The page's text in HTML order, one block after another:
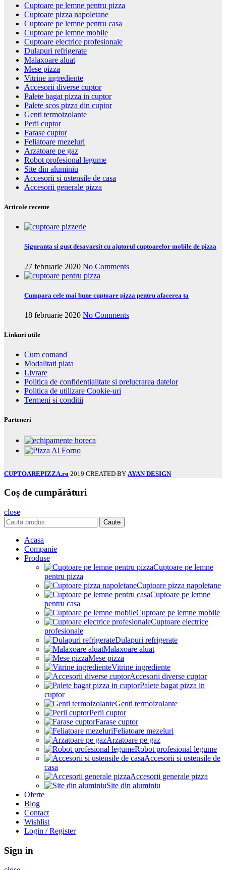
Cuptoare pe lemne pentru pizza
Cuptoare pizza napoletane
Cuptoare pe lemne pentru casa
Cuptoare pe lemne mobile
Cuptoare electrice profesionale
Dulapuri refrigerate
Malaxoare aluat
Mese pizza
Vitrine ingrediente
Accesorii diverse cuptor
Palete bagat pizza in cuptor
Palete scos pizza din cuptor
Genti termoizolante
Perii cuptor
Farase cuptor
Feliatoare mezeluri
Arzatoare pe gaz
Robot profesional legume
Site din aluminiu
Accesorii si ustensile de casa
Accesorii generale pizza
Articole recente
Siguranta si gust desavarsit cu ajutorul cuptoarelor mobile de pizza
27 februarie 2020 No Comments
Cumpara cele mai bune cuptoare pizza pentru afacerea ta
18 februarie 2020 No Comments
Linkuri utile
Cum comand
Modalitati plata
Livrare
Politica de confidentialitate si prelucrarea datelor
Politica de utilizare Cookie-uri
Termeni si conditii
Parteneri
CUPTOAREPIZZA.ro 2019 CREATED BY AYAN DESIGN
Coș de cumpărături
close
Caute
Acasa
Companie
Produse
Cuptoare pe lemne
pentru pizza
Cuptoare pizza napoletane
Cuptoare pe lemne
pentru casa
Cuptoare pe lemne mobile
Cuptoare electrice
profesionale
Dulapuri refrigerate
Malaxoare aluat
Mese pizza
Vitrine ingrediente
Accesorii diverse cuptor
Palete bagat pizza in
cuptor
Genti termoizolante
Perii cuptor
Farase cuptor
Feliatoare mezeluri
Arzatoare pe gaz
Robot profesional legume
Accesorii si ustensile de
casa
Accesorii generale pizza
Site din aluminiu
Oferte
Blog
Contact
Wishlist
Login / Register
Sign in